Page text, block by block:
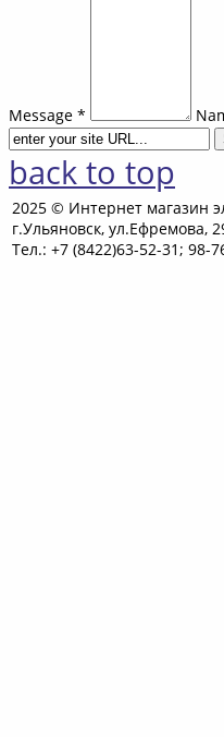
Message *
back to top
2025 © Интернет магазин
г.Ульяновск, ул.Ефремова,
Тел.: +7 (8422)63-52-31; 98-